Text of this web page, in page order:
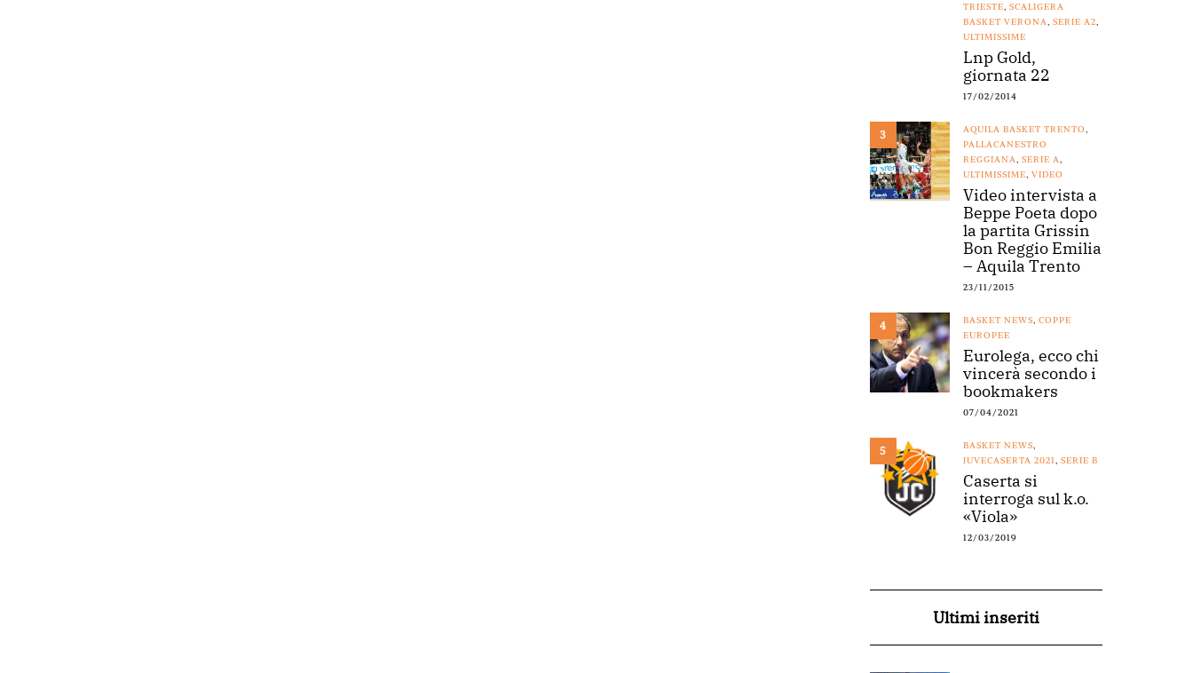
TRIESTE, SCALIGERA
BASKET VERONA, SERIE A2,
ULTIMISSIME
Lnp Gold,
giornata 22
17/02/2014
3 AQUILA BASKET TRENTO,
PALLACANESTRO
REGGIANA, SERIE A,
ULTIMISSIME, VIDEO
Video intervista a
Beppe Poeta dopo
la partita Grissin
Bon Reggio Emilia
– Aquila Trento
23/11/2015
4 BASKET NEWS, COPPE
EUROPEE
Eurolega, ecco chi
vincerà secondo i
bookmakers
07/04/2021
5 BASKET NEWS,
JUVECASERTA 2021, SERIE B
Caserta si
interroga sul k.o.
«Viola»
12/03/2019
Ultimi inseriti